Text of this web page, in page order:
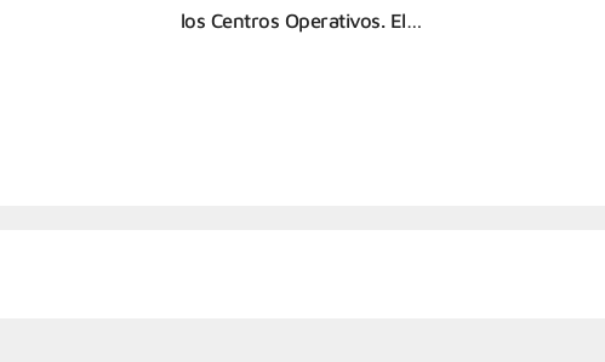
los Centros Operativos. El…